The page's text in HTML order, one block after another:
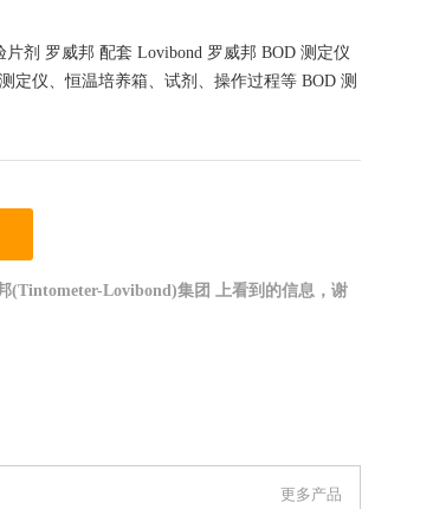
片剂 罗威邦 配套 Lovibond 罗威邦 BOD 测定仪
定仪、恒温培养箱、试剂、操作过程等 BOD 测
(Tintometer-Lovibond)集团 上看到的信息，谢
更多产品